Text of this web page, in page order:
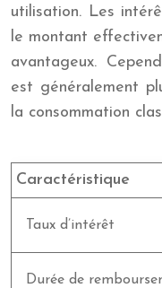
utilisation. Les
le montant
avantageux.
est généralement
la consommation
Caractéristique
Taux d’intérêt
Durée de